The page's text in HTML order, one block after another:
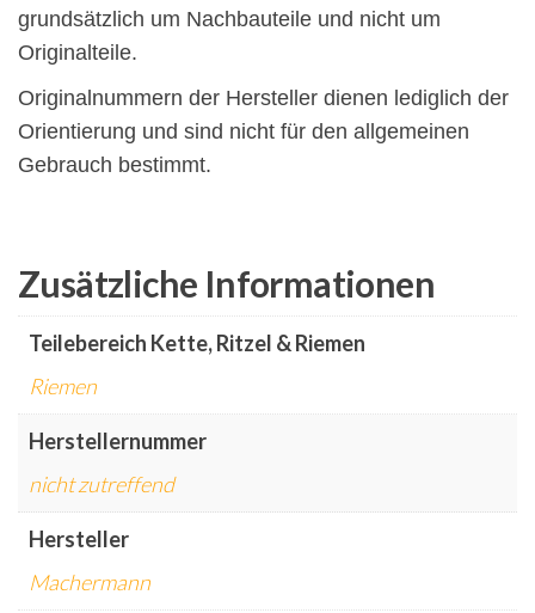
grundsätzlich um Nachbauteile und nicht um
Originalteile.
Originalnummern der Hersteller dienen lediglich der
Orientierung und sind nicht für den allgemeinen
Gebrauch bestimmt.
Zusätzliche Informationen
Teilebereich Kette, Ritzel & Riemen
Riemen
Herstellernummer
nicht zutreffend
Hersteller
Machermann